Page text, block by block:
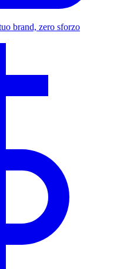
brand, zero sforzo